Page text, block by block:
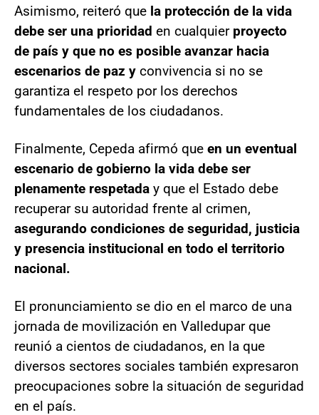
Asimismo, reiteró que la protección de la vida
debe ser una prioridad en cualquier proyecto
de país y que no es posible avanzar hacia
escenarios de paz y convivencia si no se
garantiza el respeto por los derechos
fundamentales de los ciudadanos.
Finalmente, Cepeda afirmó que en un eventual
escenario de gobierno la vida debe ser
plenamente respetada y que el Estado debe
recuperar su autoridad frente al crimen,
asegurando condiciones de seguridad, justicia
y presencia institucional en todo el territorio
nacional.
El pronunciamiento se dio en el marco de una
jornada de movilización en Valledupar que
reunió a cientos de ciudadanos, en la que
diversos sectores sociales también expresaron
preocupaciones sobre la situación de seguridad
en el país.